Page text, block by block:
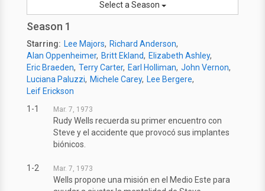
Select a Season
Season 1
Starring: Lee Majors
Richard Anderson
Alan Oppenheimer
Britt Ekland
Elizabeth Ashley
Eric Braeden Terry Carter Earl Holliman John Vernon
Luciana Paluzzi
Michele Carey
Lee Bergere
Leif Erickson
1-1
Mar. 7, 1973
Rudy Wells recuerda su primer encuentro con
Steve y el accidente que provocó sus implantes
biónicos.
1-2 Mar. 7, 1973
Wells propone una misión en el Medio Este para